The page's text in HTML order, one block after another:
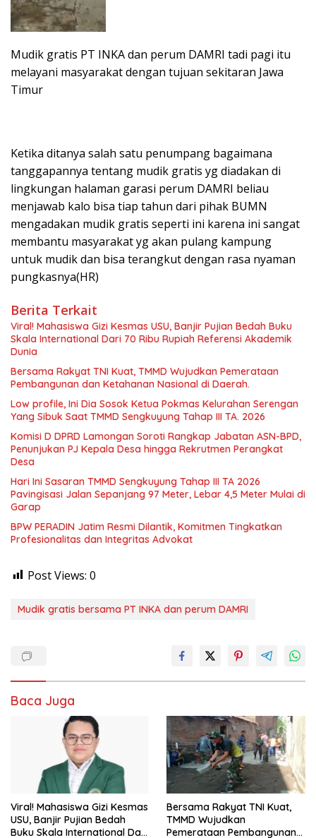
Mudik gratis PT INKA dan perum DAMRI tadi pagi itu
melayani masyarakat dengan tujuan sekitaran Jawa
Timur
Ketika ditanya salah satu penumpang bagaimana
tanggapannya tentang mudik gratis yg diadakan di
lingkungan halaman garasi perum DAMRI beliau
menjawab kalo bisa tiap tahun dari pihak BUMN
mengadakan mudik gratis seperti ini karena ini sangat
membantu masyarakat yg akan pulang kampung
untuk mudik dan bisa terangkut dengan rasa nyaman
pungkasnya(HR)
Berita Terkait
Viral! Mahasiswa Gizi Kesmas USU, Banjir Pujian Bedah Buku
Skala International Dari 70 Ribu Rupiah Referensi Akademik
Dunia
Bersama Rakyat TNI Kuat, TMMD Wujudkan Pemerataan
Pembangunan dan Ketahanan Nasional di Daerah.
Low profile, Ini Dia Sosok Ketua Pokmas Kelurahan Serengan
Yang Sibuk Saat TMMD Sengkuyung Tahap III TA. 2026
Komisi D DPRD Lamongan Soroti Rangkap Jabatan ASN-BPD,
Penunjukan PJ Kepala Desa hingga Rekrutmen Perangkat
Desa
Hari Ini Sasaran TMMD Sengkuyung Tahap III TA 2026
Pavingisasi Jalan Sepanjang 97 Meter, Lebar 4,5 Meter Mulai di
Garap
BPW PERADIN Jatim Resmi Dilantik, Komitmen Tingkatkan
Profesionalitas dan Integritas Advokat
Post Views: 0
Mudik gratis bersama PT INKA dan perum DAMRI
Baca Juga
Viral! Mahasiswa Gizi Kesmas
USU, Banjir Pujian Bedah
Buku Skala International Dari
Bersama Rakyat TNI Kuat,
TMMD Wujudkan
Pemerataan Pembangunan